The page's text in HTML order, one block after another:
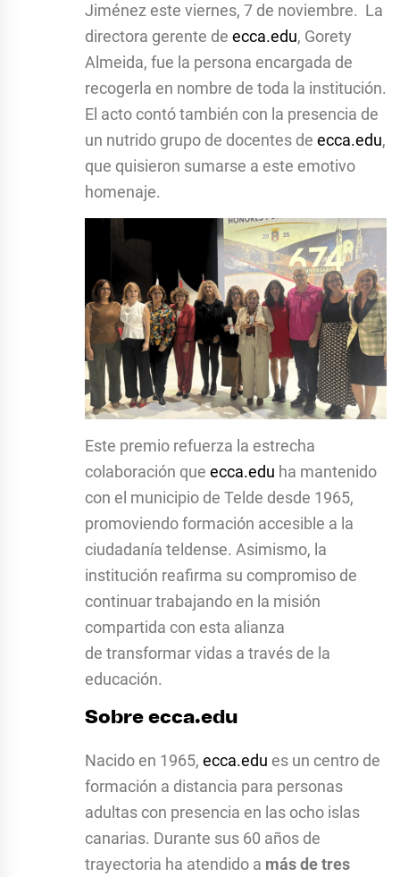
Jiménez este viernes, 7 de noviembre. La
directora gerente de ecca.edu, Gorety
Almeida, fue la persona encargada de
recogerla en nombre de toda la institución.
El acto contó también con la presencia de
un nutrido grupo de docentes de ecca.edu,
que quisieron sumarse a este emotivo
homenaje.
Este premio refuerza la estrecha
colaboración que ecca.edu ha mantenido
con el municipio de Telde desde 1965,
promoviendo formación accesible a la
ciudadanía teldense. Asimismo, la
institución reafirma su compromiso de
continuar trabajando en la misión
compartida con esta alianza
de transformar vidas a través de la
educación.
Sobre ecca.edu
Nacido en 1965, ecca.edu es un centro de
formación a distancia para personas
adultas con presencia en las ocho islas
canarias. Durante sus 60 años de
trayectoria ha atendido a más de tres